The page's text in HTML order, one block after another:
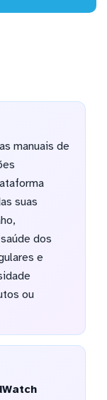
manuais de
suas
dos
e
ou